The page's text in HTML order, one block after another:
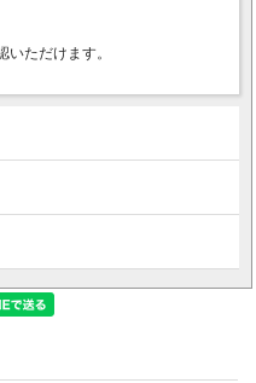
いただけます。